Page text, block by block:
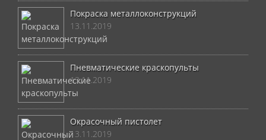
Покраска металлоконструкций
13.11.2019
Пневматические краскопульты
13.11.2019
Окрасочный пистолет
13.11.2019